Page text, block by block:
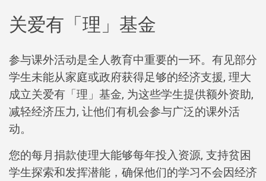
关爱有「理」基金
参与课外活动是全人教育中重要的一环。有见部分
学生未能从家庭或政府获得足够的经济支援, 理大
成立关爱有「理」基金, 为这些学生提供额外资助,
减轻经济压力, 让他们有机会参与广泛的课外活
动。
您的每月捐款使理大能够每年投入资源, 支持贫困
学生探索和发挥潜能，确保他们的学习不会因经济